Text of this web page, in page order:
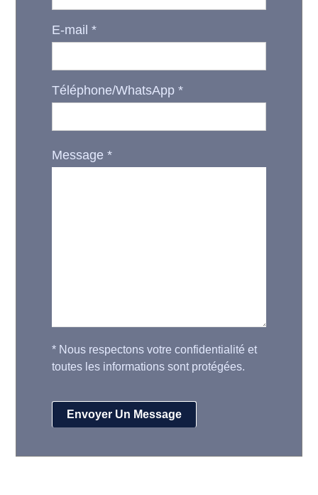
E-mail*
Téléphone/WhatsApp*
Message*
* Nous respectons votre confidentialité et
toutes les informations sont protégées.